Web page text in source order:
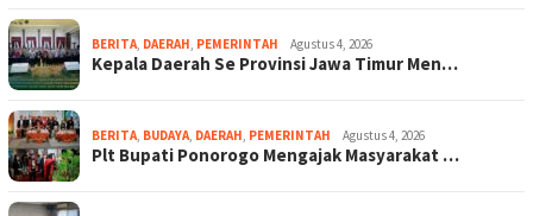
BERITA, DAERAH, PEMERINTAH Agustus 4, 2026
Kepala Daerah Se Provinsi Jawa Timur Men…
BERITA, BUDAYA, DAERAH, PEMERINTAH Agustus 4, 2026
Plt Bupati Ponorogo Mengajak Masyarakat …